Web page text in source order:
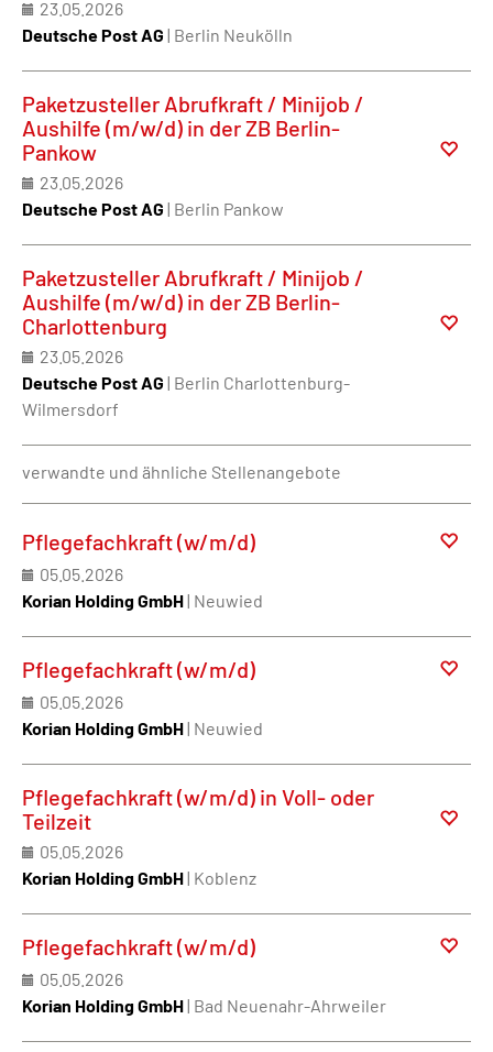
23.05.2026
Deutsche Post AG | Berlin Neukölln
Paketzusteller Abrufkraft / Minijob /
Aushilfe (m/w/d) in der ZB Berlin-
Pankow
23.05.2026
Deutsche Post AG | Berlin Pankow
Paketzusteller Abrufkraft / Minijob /
Aushilfe (m/w/d) in der ZB Berlin-
Charlottenburg
23.05.2026
Deutsche Post AG | Berlin Charlottenburg-
Wilmersdorf
verwandte und ähnliche Stellenangebote
Pflegefachkraft (w/m/d)
05.05.2026
Korian Holding GmbH| Neuwied
Pflegefachkraft (w/m/d)
05.05.2026
Korian Holding GmbH| Neuwied
Pflegefachkraft (w/m/d) in Voll- oder
Teilzeit
05.05.2026
Korian Holding GmbH| Koblenz
Pflegefachkraft (w/m/d)
05.05.2026
Korian Holding GmbH| Bad Neuenahr-Ahrweiler